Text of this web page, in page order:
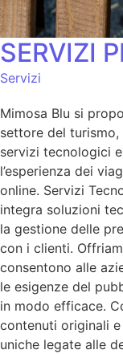
SERVIZI
Servizi
Mimosa Blu si
settore del
servizi tecnologici
l’esperienza dei
online. Servizi
integra soluzioni
la gestione delle
con i clienti.
consentono alle
le esigenze del
in modo efficace.
contenuti originali
uniche legate alle